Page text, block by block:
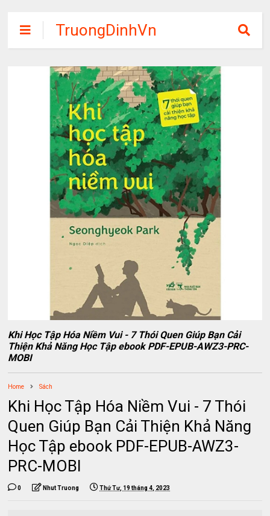
TruongDinhVn
Chia sẽ ebook,
các khóa học,
phần mềm học
tập miễn phí
Khi Học Tập Hóa Niềm Vui - 7 Thói Quen Giúp Bạn Cải
Thiện Khả Năng Học Tập ebook PDF-EPUB-AWZ3-PRC-
MOBI
Home Sách
Khi Học Tập Hóa Niềm Vui - 7 Thói
Quen Giúp Bạn Cải Thiện Khả Năng
Học Tập ebook PDF-EPUB-AWZ3-
PRC-MOBI
0 Nhut Truong Thứ Tư, 19 tháng 4, 2023